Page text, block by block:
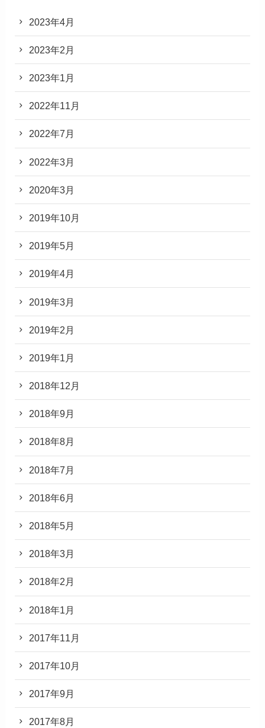
2023年4月
2023年2月
2023年1月
2022年11月
2022年7月
2022年3月
2020年3月
2019年10月
2019年5月
2019年4月
2019年3月
2019年2月
2019年1月
2018年12月
2018年9月
2018年8月
2018年7月
2018年6月
2018年5月
2018年3月
2018年2月
2018年1月
2017年11月
2017年10月
2017年9月
2017年8月